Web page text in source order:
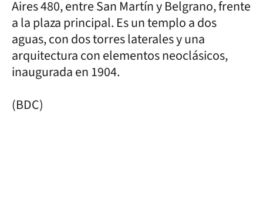
Aires 480, entre San Martín y Belgrano, frente
a la plaza principal. Es un templo a dos
aguas, con dos torres laterales y una
arquitectura con elementos neoclásicos,
inaugurada en 1904.
(BDC)